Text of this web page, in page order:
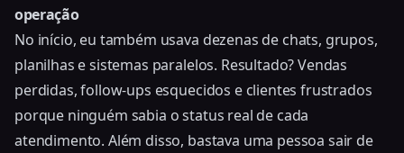
operação
No início, eu também usava dezenas de chats, grupos,
planilhas e sistemas paralelos. Resultado? Vendas
perdidas, follow-ups esquecidos e clientes frustrados
porque ninguém sabia o status real de cada
atendimento. Além disso, bastava uma pessoa sair de